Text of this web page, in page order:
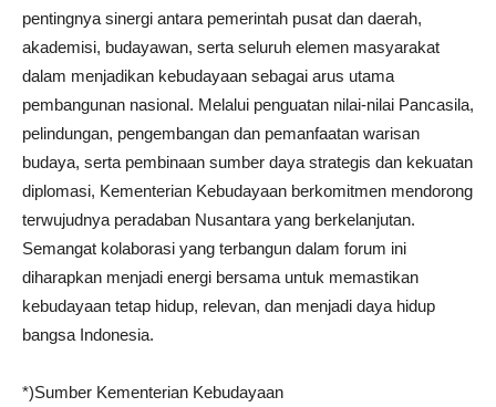
pentingnya sinergi antara pemerintah pusat dan daerah,
akademisi, budayawan, serta seluruh elemen masyarakat
dalam menjadikan kebudayaan sebagai arus utama
pembangunan nasional. Melalui penguatan nilai-nilai Pancasila,
pelindungan, pengembangan dan pemanfaatan warisan
budaya, serta pembinaan sumber daya strategis dan kekuatan
diplomasi, Kementerian Kebudayaan berkomitmen mendorong
terwujudnya peradaban Nusantara yang berkelanjutan.
Semangat kolaborasi yang terbangun dalam forum ini
diharapkan menjadi energi bersama untuk memastikan
kebudayaan tetap hidup, relevan, dan menjadi daya hidup
bangsa Indonesia.
*)Sumber Kementerian Kebudayaan